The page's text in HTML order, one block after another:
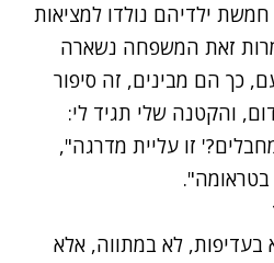
כבר 30 שנה. חמשת ילדיהם נולדו למציאות
זאת המשפחה נשארה
כך הם מבינים, זה סיפור
והקטנה שלי תגיד לי:
?' זו עליית מדרגה",
בטראומה".
בעדיפות, לא במתווה, אלא